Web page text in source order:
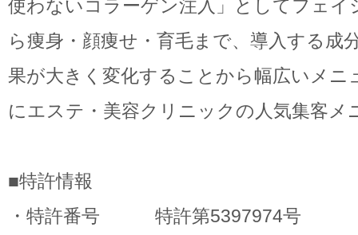
使わないコラーゲン注入」としてフェ
ら痩身・顔痩せ・育毛まで、導入する成
果が大きく変化することから幅広いメニ
にエステ・美容クリニックの人気集客メ
■特許情報
・特許番号 特許第5397974号